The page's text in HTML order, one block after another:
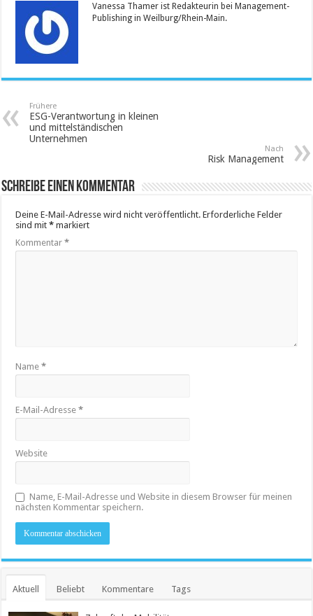
Vanessa Thamer ist Redakteurin bei Management-
Publishing in Weilburg/Rhein-Main.
Frühere
ESG-Verantwortung in kleinen
und mittelständischen
Unternehmen
Nach
Risk Management
Schreibe einen Kommentar
Deine E-Mail-Adresse wird nicht veröffentlicht. Erforderliche Felder
sind mit* markiert
Kommentar*
Name*
E-Mail-Adresse*
Website
Name, E-Mail-Adresse und Website in diesem Browser für meinen
nächsten Kommentar speichern.
Aktuell Beliebt Kommentare Tags